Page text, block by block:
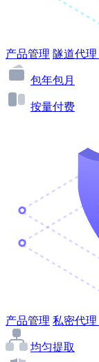
产品管理 隧道代理
包年包月
按量付费
产品管理 私密代理
均匀提取